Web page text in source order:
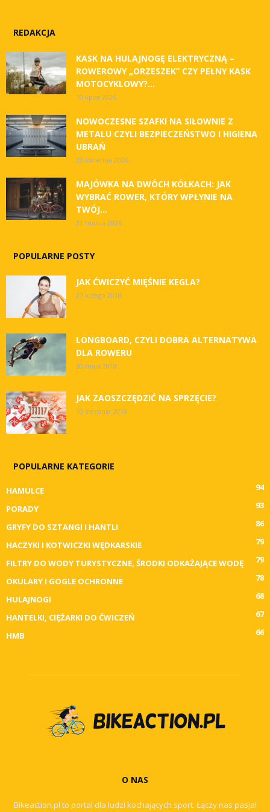
REDAKCJA
KASK NA HULAJNOGĘ ELEKTRYCZNĄ –
ROWEROWY „ORZESZEK” CZY PEŁNY KASK
MOTOCYKLOWY?...
10 lipca 2026
NOWOCZESNE SZAFKI NA SIŁOWNIE Z
METALU CZYLI BEZPIECZEŃSTWO I HIGIENA
UBRAŃ
28 kwietnia 2026
MAJÓWKA NA DWÓCH KÓŁKACH: JAK
WYBRAĆ ROWER, KTÓRY WPŁYNIE NA
TWÓJ...
31 marca 2026
POPULARNE POSTY
JAK ĆWICZYĆ MIĘŚNIE KEGLA?
27 lutego 2018
LONGBOARD, CZYLI DOBRA ALTERNATYWA
DLA ROWERU
30 maja 2018
JAK ZAOSZCZĘDZIĆ NA SPRZĘCIE?
10 sierpnia 2018
POPULARNE KATEGORIE
HAMULCE
94
PORADY
93
GRYFY DO SZTANGI I HANTLI
86
HACZYKI I KOTWICZKI WĘDKARSKIE
79
FILTRY DO WODY TURYSTYCZNE, ŚRODKI ODKAŻAJĄCE WODĘ
79
OKULARY I GOGLE OCHRONNE
78
HULAJNOGI
68
HANTELKI, CIĘŻARKI DO ĆWICZEŃ
67
HMB
66
O NAS
Bikeaction.pl to portal dla ludzi kochających sport. Łączy nas pasja!